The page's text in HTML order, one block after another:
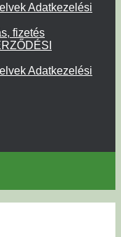
Adatkezelési
fizetés
Adatkezelési